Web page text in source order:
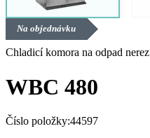
Na objednávku
Chladicí komora na odpad nerez
WBC 480
Číslo položky:44597